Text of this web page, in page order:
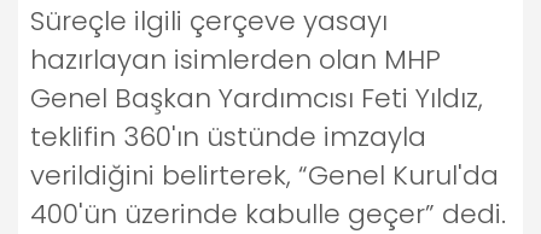
Süreçle ilgili çerçeve yasayı
hazırlayan isimlerden olan MHP
Genel Başkan Yardımcısı Feti Yıldız,
teklifin 360'ın üstünde imzayla
verildiğini belirterek, “Genel Kurul'da
400'ün üzerinde kabulle geçer” dedi.